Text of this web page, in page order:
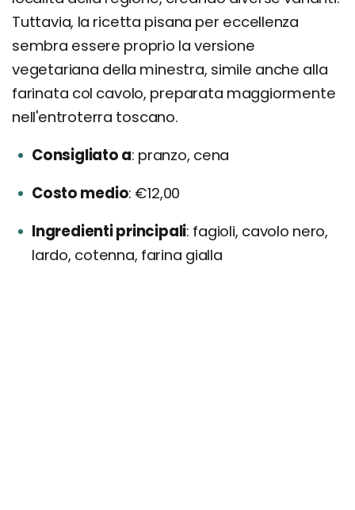
Tuttavia, la ricetta pisana per eccellenza
sembra essere proprio la versione
vegetariana della minestra, simile anche alla
farinata col cavolo, preparata maggiormente
nell'entroterra toscano.
Consigliato a pranzo, cena
Costo medio €12,00
Ingredienti principali fagioli, cavolo nero,
lardo, cotenna, farina gialla